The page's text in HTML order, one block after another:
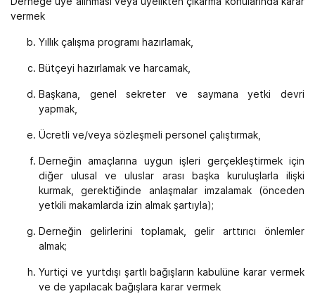
vermek
Yıllık çalışma programı hazırlamak,
Bütçeyi hazırlamak ve harcamak,
Başkana, genel sekreter ve saymana yetki devri
yapmak,
Ücretli ve/veya sözleşmeli personel çalıştırmak,
Derneğin amaçlarına uygun işleri gerçekleştirmek için
diğer ulusal ve uluslar arası başka kuruluşlarla ilişki
kurmak, gerektiğinde anlaşmalar imzalamak (önceden
yetkili makamlarda izin almak şartıyla);
Derneğin gelirlerini toplamak, gelir arttırıcı önlemler
almak;
Yurtiçi ve yurtdışı şartlı bağışların kabulüne karar vermek
ve de yapılacak bağışlara karar vermek